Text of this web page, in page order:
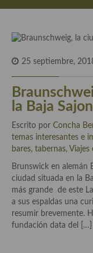
Flores en la cocina
Técnicas de
El mundo del vino y
Tiendas especiales
En la mesa:
Especias, hierbas,
Historia de la
historias culinarias y
Origen y evolución
25 septiembre,
la Baja
Escrito por Concha
temas interesantes e
bares, tabernas,
Brunswick en alemán
ciudad situada en la
más grande de este
a sus espaldas una
resumir brevemente.
fundación data del […]